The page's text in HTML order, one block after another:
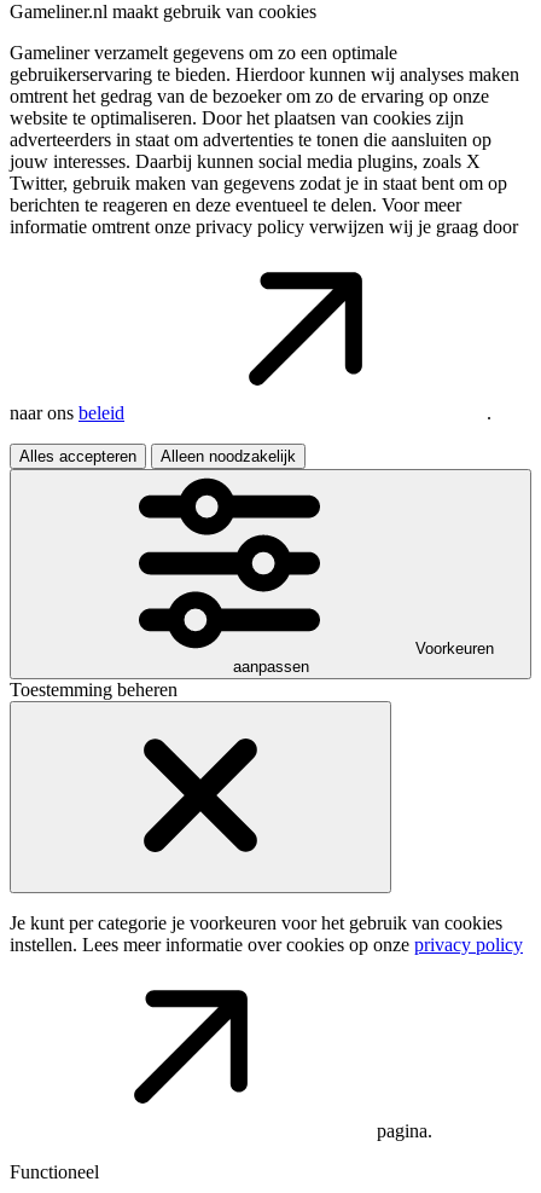
Gameliner.nl maakt gebruik van cookies
Gameliner verzamelt gegevens om zo een optimale
gebruikerservaring te bieden. Hierdoor kunnen wij analyses maken
omtrent het gedrag van de bezoeker om zo de ervaring op onze
website te optimaliseren. Door het plaatsen van cookies zijn
adverteerders in staat om advertenties te tonen die aansluiten op
jouw interesses. Daarbij kunnen social media plugins, zoals X
Twitter, gebruik maken van gegevens zodat je in staat bent om op
berichten te reageren en deze eventueel te delen. Voor meer
informatie omtrent onze privacy policy verwijzen wij je graag door
naar ons beleid .
Alles accepteren Alleen noodzakelijk
Voorkeuren
aanpassen
Toestemming beheren
Je kunt per categorie je voorkeuren voor het gebruik van cookies
instellen. Lees meer informatie over cookies op onze privacy policy
pagina.
Functioneel